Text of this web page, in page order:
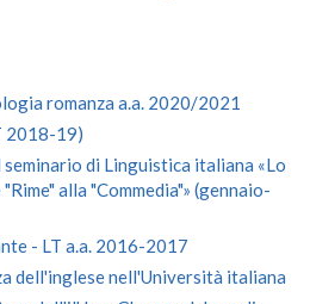
romanza a.a. 2020/2021
2018-19)
di Linguistica italiana «Lo
alla "Commedia"» (gennaio-
- LT a.a. 2016-2017
dell'inglese nell'Università italiana